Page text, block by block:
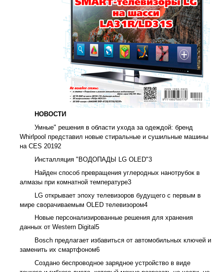
НОВОСТИ
Умные" решения в области ухода за одеждой: бренд
Whirlpool представил новые стиральные и сушильные машины
на CES 20192
Инсталляция "ВОДОПАДЫ LG OLED"3
Найден способ превращения углеродных нанотрубок в
алмазы при комнатной температуре3
LG открывает эпоху телевизоров будущего с первым в
мире сворачиваемым OLED телевизором4
Новые персонализированные решения для хранения
данных от Western Digital5
Bosch предлагает избавиться от автомобильных ключей и
заменить их смартфоном6
Создано беспроводное зарядное устройство в виде